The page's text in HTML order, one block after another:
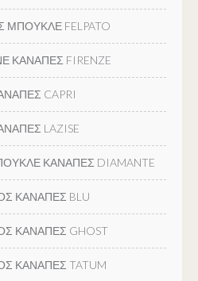
ΜΠΟΥΚΛΕ FELPATO
ΚΑΝΑΠΕΣ FIRENZE
CAPRI
LAZISE
ΚΑΝΑΠΕΣ DIAMANTE
ΚΑΝΑΠΕΣ BLU
ΚΑΝΑΠΕΣ GHOST
ΚΑΝΑΠΕΣ TATUM